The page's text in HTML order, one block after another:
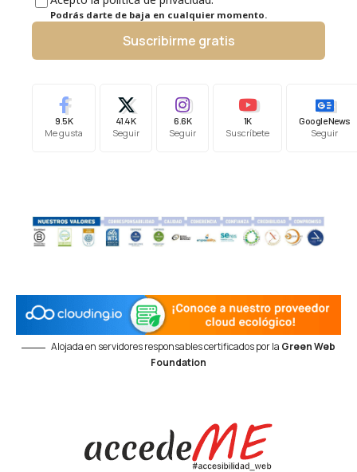
Podrás darte de baja en cualquier momento.
Suscribirme gratis
9.5K
Me gusta
41.4K
Seguir
6.6K
Seguir
1K
Suscríbete
Google News
Seguir
Alojada en servidores responsables certificados por la Green Web
Foundation